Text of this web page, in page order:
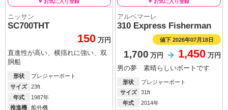
ニッサン
SC700THT
150 万円
直進性が高い、横揺れに強い、双
胴船
形状
プレジャーボート
サイズ
23ft
年式
1987年
推進機
船外機
アルベマーレ
310 Express Fisherman
値下 2026年07月18日
1,700 万円 1,450 万円
男の夢 素晴らしいボートです
形状
プレジャーボート
サイズ
31ft
年式
2014年